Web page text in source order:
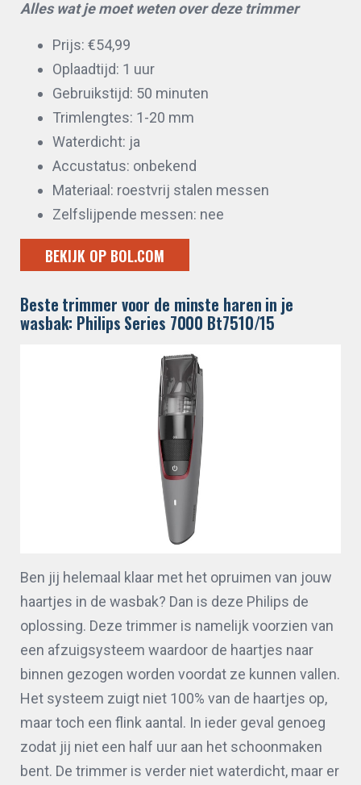
Alles wat je moet weten over deze trimmer
Prijs: €54,99
Oplaadtijd: 1 uur
Gebruikstijd: 50 minuten
Trimlengtes: 1-20 mm
Waterdicht: ja
Accustatus: onbekend
Materiaal: roestvrij stalen messen
Zelfslijpende messen: nee
BEKIJK OP BOL.COM
Beste trimmer voor de minste haren in je
wasbak: Philips Series 7000 Bt7510/15
Ben jij helemaal klaar met het opruimen van jouw
haartjes in de wasbak? Dan is deze Philips de
oplossing. Deze trimmer is namelijk voorzien van
een afzuigsysteem waardoor de haartjes naar
binnen gezogen worden voordat ze kunnen vallen.
Het systeem zuigt niet 100% van de haartjes op,
maar toch een flink aantal. In ieder geval genoeg
zodat jij niet een half uur aan het schoonmaken
bent. De trimmer is verder niet waterdicht, maar er